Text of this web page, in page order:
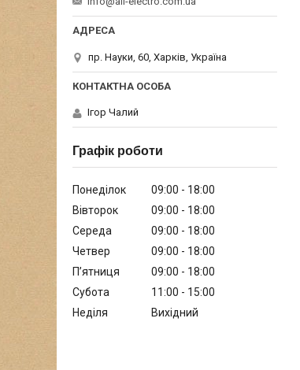
пр. Науки, 60, Харків, Україна
Ігор Чалий
Графік роботи
Понеділок 09:00
18:00
Вівторок
09:00
18:00
Середа
09:00
18:00
Четвер
09:00
18:00
Пʼятниця
09:00
18:00
Субота
11:00
15:00
Неділя
Вихідний